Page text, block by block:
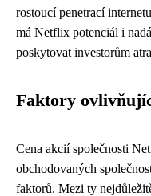
rostoucí penetrací
má Netflix potenciál i
poskytovat investorům
Faktory
Cena akcií společnosti
obchodovaných
faktorů. Mezi ty